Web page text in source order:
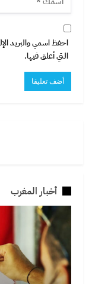
احفظ اسمي والبريد
التي أعلق فيها.
أخبار المغرب